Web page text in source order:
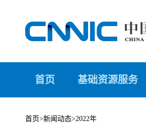
首页 基础资源服务
首页>新闻动态>2022年